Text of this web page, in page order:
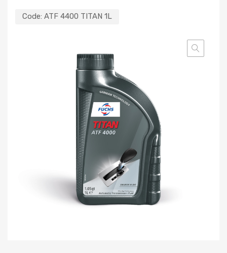
Code: ATF 4400 TITAN 1L